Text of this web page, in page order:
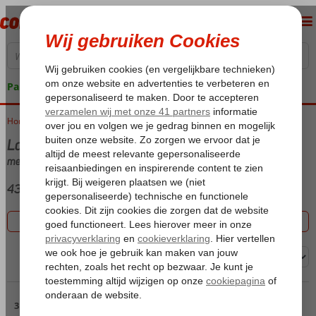
Pakketgarantie
Home Vakantie reizen
Last minute Turkije
met (Ultra) All Inclusive
430 aanbiedingen
Filter 430 aanbiedingen
Sorteren op:
31 t/m 45 van de 430 accommodaties